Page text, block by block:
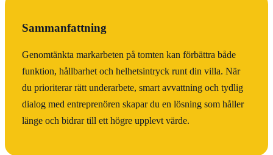
Sammanfattning
Genomtänkta markarbeten på tomten kan förbättra både
funktion, hållbarhet och helhetsintryck runt din villa. När
du prioriterar rätt underarbete, smart avvattning och tydlig
dialog med entreprenören skapar du en lösning som håller
länge och bidrar till ett högre upplevt värde.